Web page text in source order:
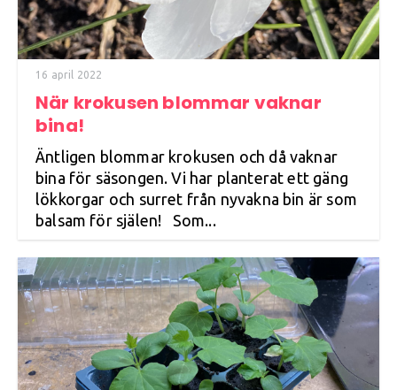
16 april 2022
När krokusen blommar vaknar
bina!
Äntligen blommar krokusen och då vaknar
bina för säsongen. Vi har planterat ett gäng
lökkorgar och surret från nyvakna bin är som
balsam för själen! Som...